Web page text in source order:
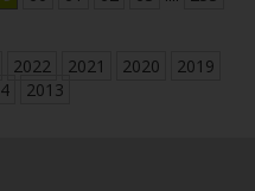
2022 2021 2020
2019
2013